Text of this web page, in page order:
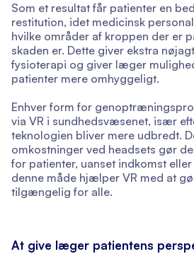
Som et resultat får patienter en
restitution, idet medicinsk
hvilke områder af kroppen der er
skaden er. Dette giver ekstra
fysioterapi og giver læger
patienter mere omhyggeligt.
Enhver form for
via VR i sundhedsvæsenet, især
teknologien bliver mere udbredt.
omkostninger ved headsets gør
for patienter, uanset indkomst
denne måde hjælper VR med at
tilgængelig for alle.
At give læger patientens